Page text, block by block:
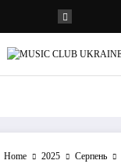
Home 2025 Серпень